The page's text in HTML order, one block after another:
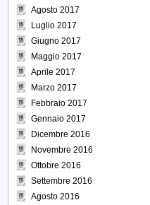
Agosto 2017
Luglio 2017
Giugno 2017
Maggio 2017
Aprile 2017
Marzo 2017
Febbraio 2017
Gennaio 2017
Dicembre 2016
Novembre 2016
Ottobre 2016
Settembre 2016
Agosto 2016